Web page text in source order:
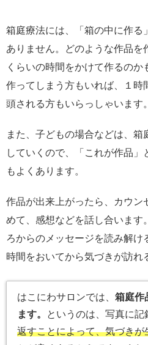
箱庭療法には、「箱の中に作る
ありません。どのような作品を
くらいの時間をかけて作るのか
作ってしまう方もいれば、１時
頭される方もいらっしゃいます。
また、子どもの場合などは、箱
していくので、「これが作品」
もよくあります。
作品が出来上がったら、カウン
めて、感想などを話し合います
ろからのメッセージを読み解け
時間をおいてから気づきが訪れ
はこにわサロンでは、箱庭作
ます。
というのは、写真に記
返すことによって、気づき